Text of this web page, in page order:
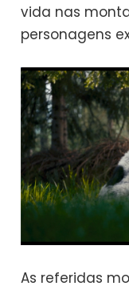
vida nas
personagens
As referidas